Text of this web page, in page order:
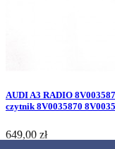
AUDI A3 RADIO
czytnik 8V0035870
Cena
649,00 zł